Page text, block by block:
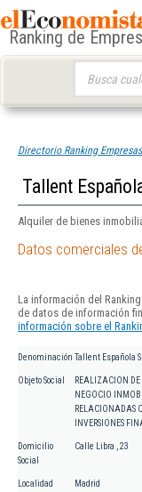
Ranking de
Directorio Ranking Empresas
Tallent
Alquiler de bienes
Datos comerciales
La información del
de datos de información
información sobre el
Denominación Tallent Española Sl
Objeto Social
REALIZACION DE
NEGOCIO
RELACIONADAS
INVERSIONES
Domicilio
Social
Calle Libra , 23
Localidad Madrid